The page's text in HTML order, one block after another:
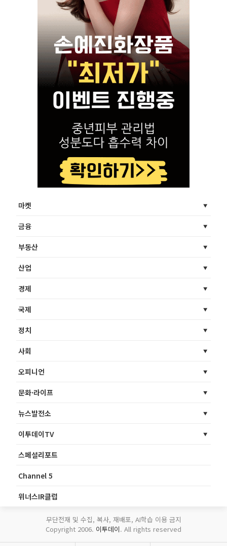
마켓
금융
부동산
산업
경제
국제
정치
사회
오피니언
문화·라이프
뉴스발전소
이투데이TV
스페셜리포트
Channel 5
위너스IR클럽
무단전재 및 수집, 복사, 재배포, AI학습 이용 금지
Copyright 2006. 이투데이. All rights reserved